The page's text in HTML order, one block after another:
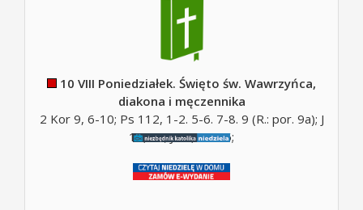
10 VIII Poniedziałek. Święto św. Wawrzyńca,
diakona i męczennika
2 Kor 9, 6-10; Ps 112, 1-2. 5-6. 7-8. 9 (R.: por. 9a); J
12, 26; J 12, 24-26;